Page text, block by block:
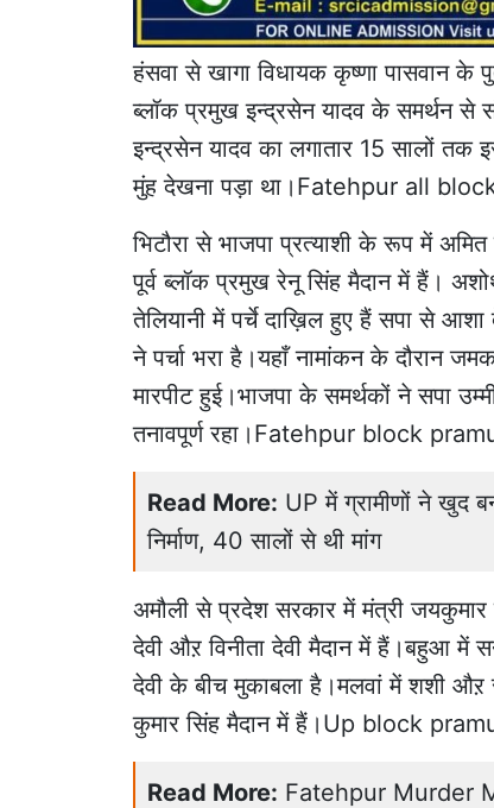
हंसवा से खागा विधायक कृष्णा पासवान के
ब्लॉक प्रमुख इन्द्रसेन यादव के समर्थन से
इन्द्रसेन यादव का लगातार 15 सालों तक
मुंह देखना पड़ा था।Fatehpur all
भिटौरा से भाजपा प्रत्याशी के रूप में
पूर्व ब्लॉक प्रमुख रेनू सिंह मैदान में हैं।
तेलियानी में पर्चे दाख़िल हुए हैं सपा से आशा
ने पर्चा भरा है।यहाँ नामांकन के दौरान
मारपीट हुई।भाजपा के समर्थकों ने सपा
तनावपूर्ण रहा।Fatehpur block
Read More: UP में ग्रामीणों ने खुद
निर्माण, 40 सालों से थी मांग
अमौली से प्रदेश सरकार में मंत्री जयकुमार
देवी औऱ विनीता देवी मैदान में हैं।बहुआ
देवी के बीच मुकाबला है।मलवां में शशी औऱ
कुमार सिंह मैदान में हैं।Up block
Read More: Fatehpur Murder